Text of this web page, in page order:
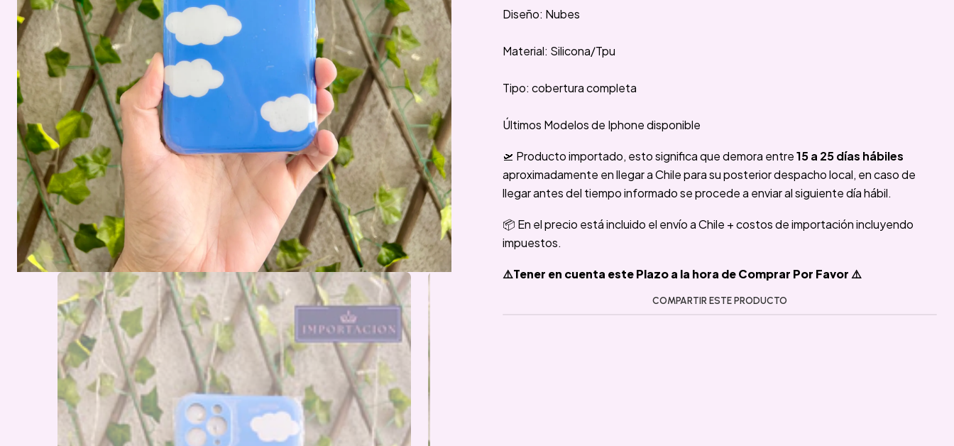
Diseño: Nubes
Material: Silicona/Tpu
Tipo: cobertura completa
Últimos Modelos de Iphone disponible
🛫 Producto importado, esto significa que demora entre15 a 25 días hábiles
aproximadamente en llegar a Chile para su posterior despacho local, en caso de
llegar antes del tiempo informado se procede a enviar al siguiente día hábil.
📦 En el precio está incluido el envío a Chile + costos de importación incluyendo
impuestos.
⚠️Tener en cuenta este Plazo a la hora de Comprar Por Favor ⚠️
COMPARTIR ESTE PRODUCTO